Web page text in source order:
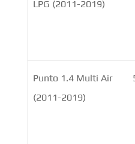
LPG (2011-2019)
Punto 1.4 Multi Air
(2011-2019)